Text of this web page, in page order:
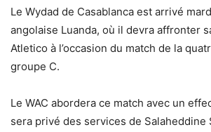
Le Wydad de Casablanca est arrivé
angolaise Luanda, où il devra affronter
Atletico à l’occasion du match de la
groupe C.
Le WAC abordera ce match avec un
sera privé des services de Salaheddine